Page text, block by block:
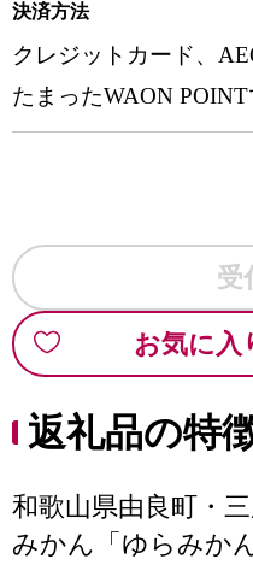
決済方法
クレジットカード、
たまったWAON POINT
受
お気に入
返礼品の特
和歌山県由良町・
みかん「ゆらみか